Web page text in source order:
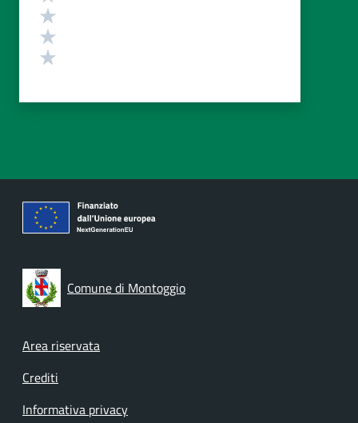
Comune di Montoggio
Footer menu
Area riservata
Crediti
Informativa privacy